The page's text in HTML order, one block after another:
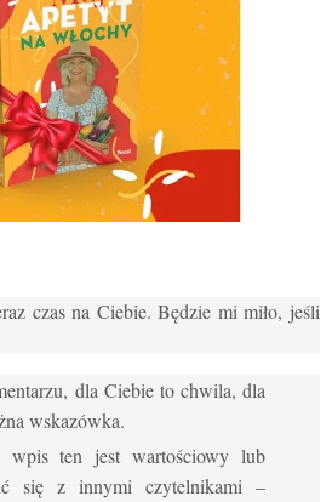
czas na Ciebie. Będzie mi miło, jeśli
dla Ciebie to chwila, dla
wskazówka.
wpis ten jest wartościowy lub
się z innymi czytelnikami –